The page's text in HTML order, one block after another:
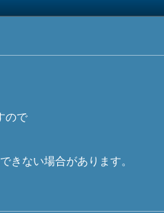
ので
きない場合があります。